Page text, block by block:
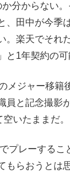
分からない
田中が今季
。楽天でそれ
1年契約の可
メジャー移籍
と記念撮影
いたままだ。
プレーする
もらおうと